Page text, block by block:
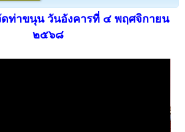
ดท่าขนุน วันอังคารที่ ๔ พฤศจิกายน
๒๕๖๘